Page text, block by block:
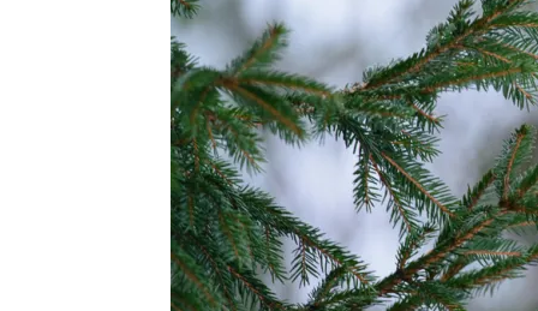
on
ustav
ja
kannab